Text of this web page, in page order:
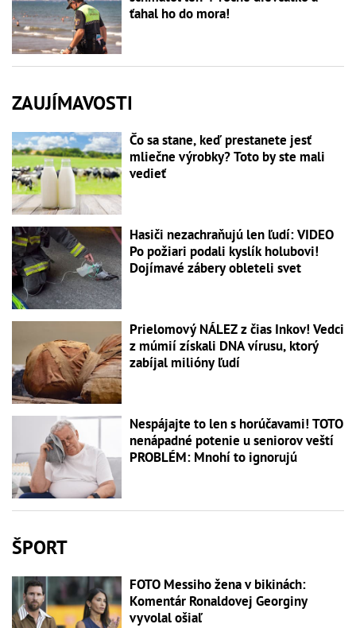
ťahal ho do mora!
ZAUJÍMAVOSTI
Čo sa stane, keď prestanete jesť
mliečne výrobky? Toto by ste mali
vedieť
Hasiči nezachraňujú len ľudí: VIDEO
Po požiari podali kyslík holubovi!
Dojímavé zábery obleteli svet
Prielomový NÁLEZ z čias Inkov! Vedci
z múmií získali DNA vírusu, ktorý
zabíjal milióny ľudí
Nespájajte to len s horúčavami! TOTO
nenápadné potenie u seniorov veští
PROBLÉM: Mnohí to ignorujú
ŠPORT
FOTO Messiho žena v bikinách:
Komentár Ronaldovej Georginy
vyvolal ošiaľ